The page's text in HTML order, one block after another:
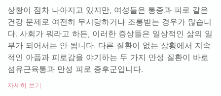
상황이 점차 나아지고 있지만, 여성들은 통증과 피로 같은
건강 문제로 여전히 무시당하거나 조롱받는 경우가 많습니
다. 사회가 뭐라고 하든, 이러한 증상들은 일상적인 삶의 일
부가 되어서는 안 됩니다. 다른 질환이 없는 상황에서 지속
적인 아픔과 피로감을 야기하는 두 가지 만성 질환이 바로
섬유근육통과 만성 피로 증후군입니다.
자세히 보기